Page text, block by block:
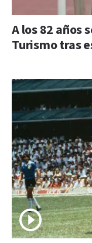
A los 82 años
Turismo tras